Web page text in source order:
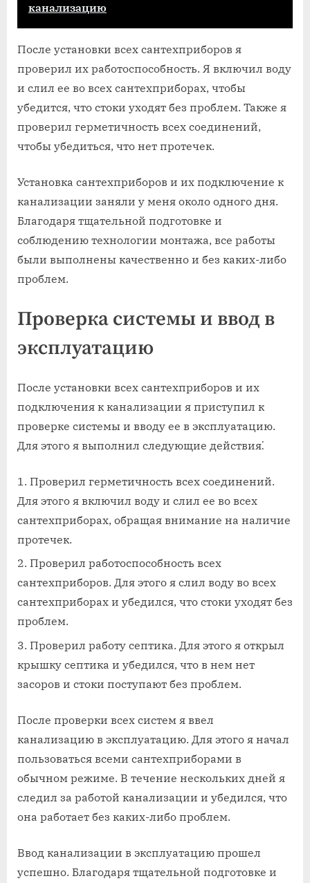
канализацию
После установки всех сантехприборов я
проверил их работоспособность. Я включил воду
и слил ее во всех сантехприборах, чтобы
убедится, что стоки уходят без проблем. Также я
проверил герметичность всех соединений,
чтобы убедиться, что нет протечек.
Установка сантехприборов и их подключение к
канализации заняли у меня около одного дня.
Благодаря тщательной подготовке и
соблюдению технологии монтажа, все работы
были выполнены качественно и без каких-либо
проблем.
Проверка системы и ввод в
эксплуатацию
После установки всех сантехприборов и их
подключения к канализации я приступил к
проверке системы и вводу ее в эксплуатацию.
Для этого я выполнил следующие действия⁚
Проверил герметичность всех соединений.
Для этого я включил воду и слил ее во всех
сантехприборах, обращая внимание на наличие
протечек.
Проверил работоспособность всех
сантехприборов. Для этого я слил воду во всех
сантехприборах и убедился, что стоки уходят без
проблем.
Проверил работу септика. Для этого я открыл
крышку септика и убедился, что в нем нет
засоров и стоки поступают без проблем.
После проверки всех систем я ввел
канализацию в эксплуатацию. Для этого я начал
пользоваться всеми сантехприборами в
обычном режиме. В течение нескольких дней я
следил за работой канализации и убедился, что
она работает без каких-либо проблем.
Ввод канализации в эксплуатацию прошел
успешно. Благодаря тщательной подготовке и